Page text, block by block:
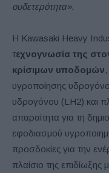
ουδετερότητα».
Η Kawasaki Heavy
τεχνογνωσία της
κρίσιμων υποδομών
υγροποίησης
υδρογόνου (LH2) και
απαραίτητα για τη
εφοδιασμού
προσδοκίες για την
πλαίσιο της επιδίωξης